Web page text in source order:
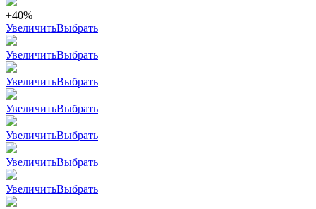
+40%
УвеличитьВыбрать
УвеличитьВыбрать
УвеличитьВыбрать
УвеличитьВыбрать
УвеличитьВыбрать
УвеличитьВыбрать
УвеличитьВыбрать